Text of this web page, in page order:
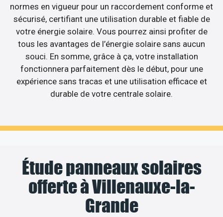
normes en vigueur pour un raccordement conforme et
sécurisé, certifiant une utilisation durable et fiable de
votre énergie solaire. Vous pourrez ainsi profiter de
tous les avantages de l’énergie solaire sans aucun
souci. En somme, grâce à ça, votre installation
fonctionnera parfaitement dès le début, pour une
expérience sans tracas et une utilisation efficace et
durable de votre centrale solaire.
Étude panneaux solaires
offerte à Villenauxe-la-
Grande